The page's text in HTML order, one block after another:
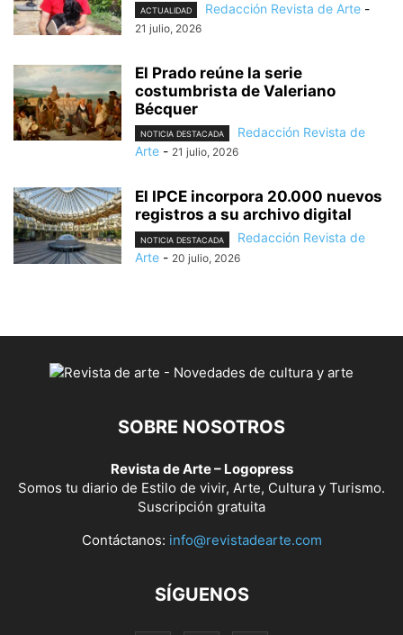
ACTUALIDAD Redacción Revista de Arte -
21 julio, 2026
El Prado reúne la serie
costumbrista de Valeriano
Bécquer
NOTICIA DESTACADA
Redacción Revista de
Arte - 21 julio, 2026
El IPCE incorpora 20.000 nuevos
registros a su archivo digital
NOTICIA DESTACADA
Redacción Revista de
Arte - 20 julio, 2026
SOBRE NOSOTROS
Revista de Arte – Logopress
Somos tu diario de Estilo de vivir, Arte, Cultura y Turismo.
Suscripción gratuita
Contáctanos: info@revistadearte.com
SÍGUENOS